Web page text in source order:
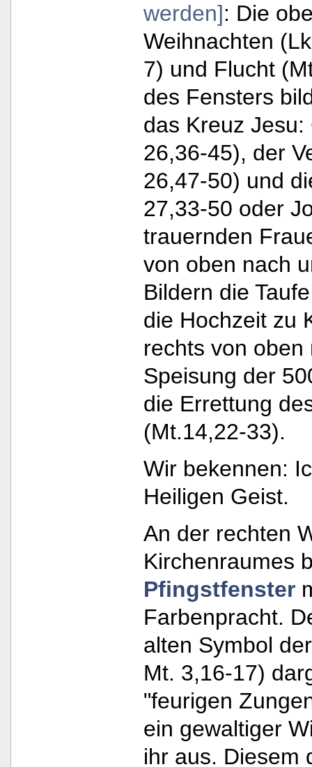
werden]: Die
Weihnachten
7) und Flucht
des Fensters
das Kreuz
26,36-45), der
26,47-50) und
27,33-50 oder
trauernden
von oben nach
Bildern die
die Hochzeit zu
rechts von
Speisung der
die Errettung
(Mt.14,22-33).
Wir bekennen:
Heiligen Geist.
An der rechten
Kirchenraumes
Pfingstfenster
Farbenpracht.
alten Symbol
Mt. 3,16-17)
"feurigen
ein gewaltiger
ihr aus. Diesem